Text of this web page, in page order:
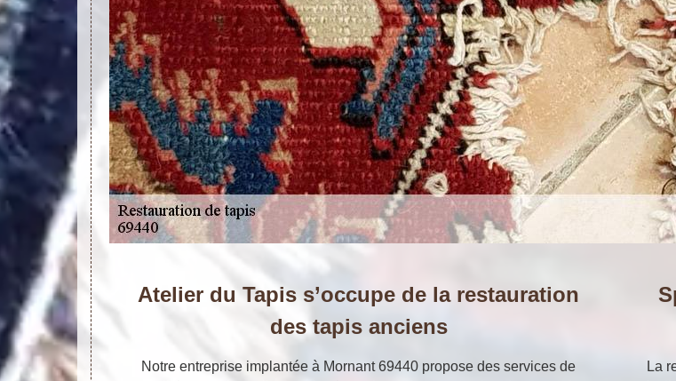
Atelier du Tapis s’occupe de la restauration
des tapis anciens
Notre entreprise implantée à Mornant 69440 propose des services de
La